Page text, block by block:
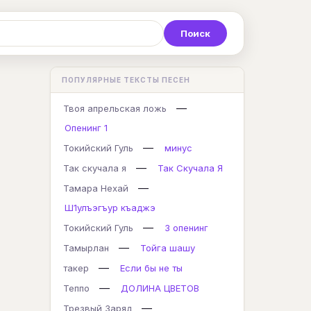
С Т У Ф Х Ц
L M N O P Q
ПОПУЛЯРНЫЕ ТЕКСТЫ ПЕСЕН
Твоя апрельская ложь —
Опенинг 1
Токийский Гуль
—
минус
Так скучала я
—
Так Скучала Я
Тамара Нехай
—
Ш1улъэгъур къаджэ
Токийский Гуль
—
3 опенинг
Тамырлан
—
Тойга шашу
такер
—
Если бы не ты
Теппо
—
ДОЛИНА ЦВЕТОВ
Трезвый Заряд
—